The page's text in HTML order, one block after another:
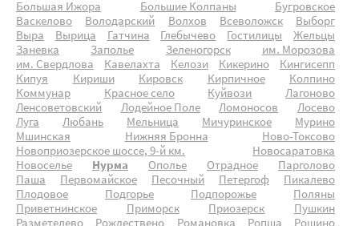
Большая Ижора
Большие Колпаны
Бугровское
Васкелово
Володарский Волхов Всеволожск
Выборг
Выра
Вырица Гатчина Глебычево Гостилицы
Жельцы
Заневка
Заполье Зеленогорск
им. Морозова
им. Свердлова
Кавелахта Келози Кикерино
Кингисепп
Кипуя
Кириши Кировск Кирпичное
Колпино
Коммунар
Красное село Куйвози
Лагоново
Ленсоветовский
Лодейное Поле Ломоносов
Лосево
Луга
Любань Мельница Мичуринское
Мурино
Мшинская
Нижняя Бронна
Ново-Токсово
Новоприозерское шоссе, 9-й км.
Новосаратовка
Новоселье
Нурма Ополье Отрадное
Парголово
Паша
Первомайское Песочный Петергоф
Пикалево
Плодовое
Подгорье Подпорожье
Поляны
Приветнинское
Приморск Приозерск
Пушкин